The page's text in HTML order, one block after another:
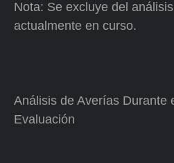
Nota: Se excluye del
actualmente en curso.
Análisis de Averías Durante
Evaluación